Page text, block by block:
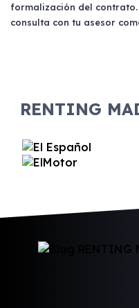
formalización del
consulta con tu asesor
RENTING